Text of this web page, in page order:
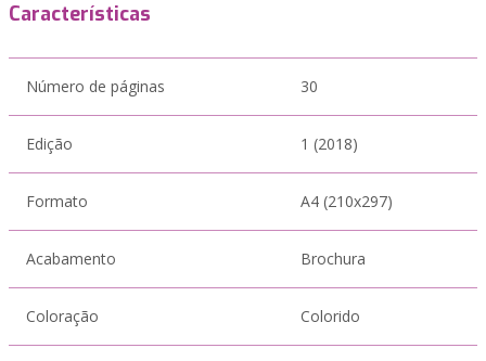
Características
Número de páginas 30
Edição 1 (2018)
Formato A4 (210x297)
Acabamento Brochura
Coloração Colorido